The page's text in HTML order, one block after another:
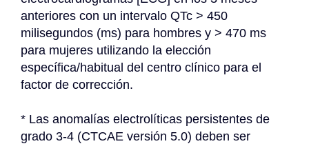
anteriores con un intervalo QTc > 450
milisegundos (ms) para hombres y > 470 ms
para mujeres utilizando la elección
específica/habitual del centro clínico para el
factor de corrección.
* Las anomalías electrolíticas persistentes de
grado 3-4 (CTCAE versión 5.0) deben ser